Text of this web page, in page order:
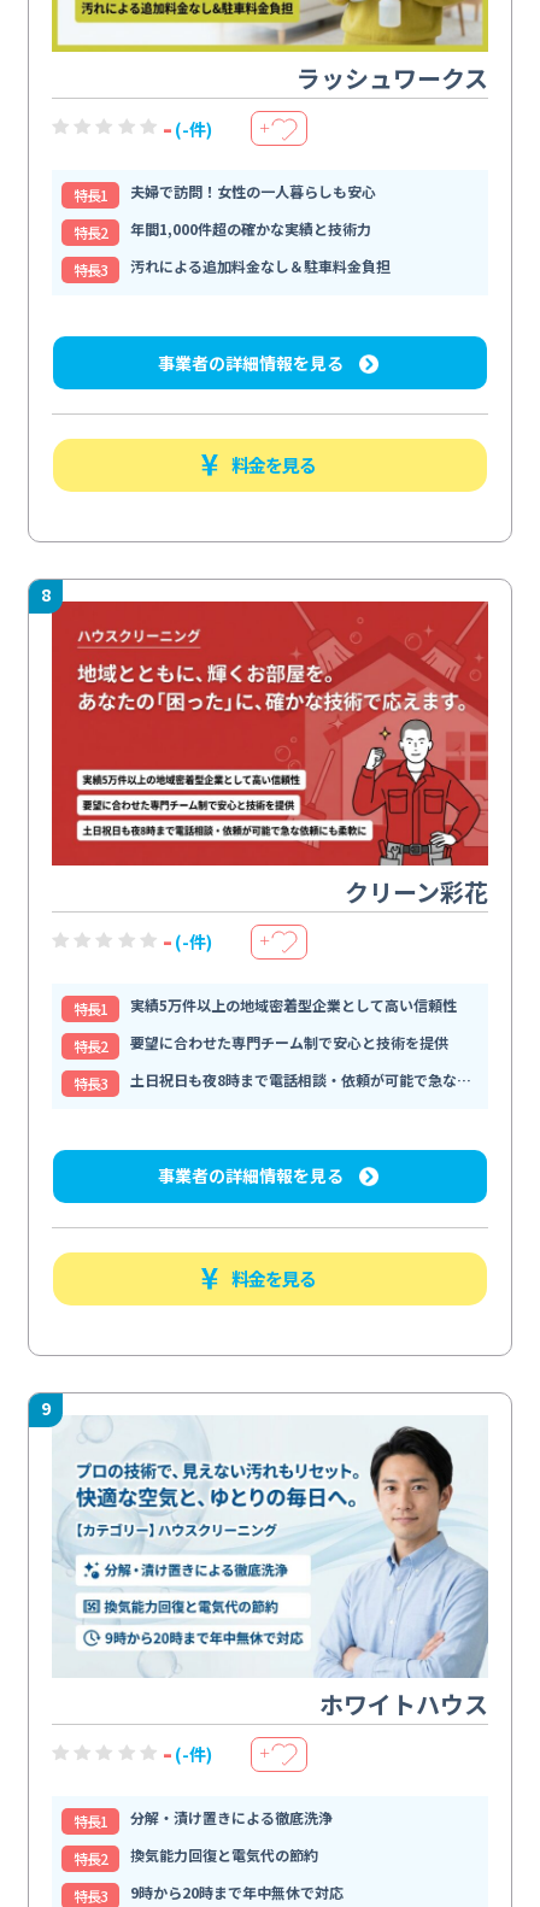
ラッシュワークス
- (-件) ＋
特⻑1
夫婦で訪問！女性の一人暮らしも安心
特⻑2
年間1,000件超の確かな実績と技術力
特⻑3
汚れによる追加料金なし＆駐車料金負担
事業者の詳細情報を見る
料金を見る
8
クリーン彩花
- (-件) ＋
特⻑1
実績5万件以上の地域密着型企業として高い信頼性
特⻑2
要望に合わせた専門チーム制で安心と技術を提供
特⻑3
土日祝日も夜8時まで電話相談・依頼が可能で急な依頼にも柔軟に
事業者の詳細情報を見る
料金を見る
9
ホワイトハウス
- (-件) ＋
特⻑1
分解・漬け置きによる徹底洗浄
特⻑2
換気能力回復と電気代の節約
特⻑3
9時から20時まで年中無休で対応